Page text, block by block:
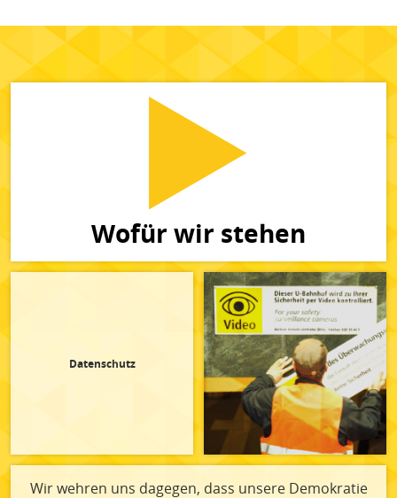
Datenschutz
Wir wehren uns dagegen, dass unsere Demokratie
Wofür wir stehen